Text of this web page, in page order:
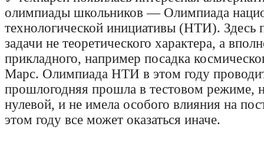
олимпиады школьников — Олимпиада
технологической инициативы (НТИ). Здесь
задачи не теоретического характера, а
прикладного, например посадка
Марс. Олимпиада НТИ в этом году
прошлогодняя прошла в тестовом режиме,
нулевой, и не имела особого влияния на
этом году все может оказаться иначе.